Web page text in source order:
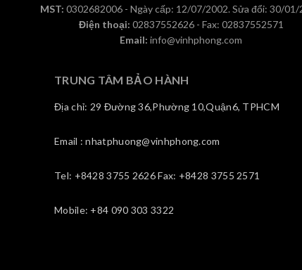
MST: 0302682006 - Ngày cấp: 12/07/2002. Sửa đổi: 30/01/
Điện thoại: 02837552626 - Fax: 02837552571
Email: info@vinhphong.com
TRUNG TÂM BẢO HÀNH
Địa chỉ: 29 Đường 36,Phường 10,Quận6, TPHCM
Email : nhatphuong@vinhphong.com
Tel: +8428 3755 2626 Fax: +8428 3755 2571
Mobile: +84 090 303 3322